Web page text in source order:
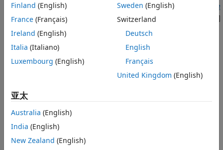
有关基本非线性优化示例，请参阅使用优化实时编辑器任务或求解
器的有约束非线性问题
。有关基本混合整数线性规划示例，请参阅
混合整数线性规划基础：基于求解器
要获得优化或求解方程的可视化方法，请使用
务。
选择求解器
选择最合适的求解器和算法
编写目标函数
Finland (English)
France (Français)
Ireland (English)
Italia (Italiano)
Luxembourg (English)
Sweden (English)
Switzerland
Deutsch
English
Français
United Kingdom (English)
亚太
Australia (English)
India (English)
New Zealand (English)